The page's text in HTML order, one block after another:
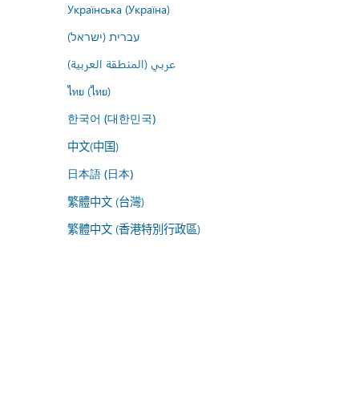
Українська (Україна)
עברית (ישראל)
عربي (المنطقة العربية)
ไทย (ไทย)
한국어 (대한민국)
中文(中国)
日本語 (日本)
繁體中文 (台灣)
繁體中文 (香港特別行政區)